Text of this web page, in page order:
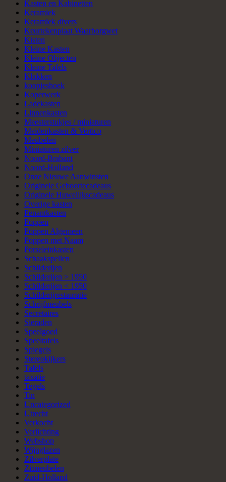
Kasten en Kabinetten
Keramiek
Keramiek divers
Keurtekenplaat Waarborgwet
Kisten
Kleine Kasten
Kleine Objecten
Kleine Tafels
Klokken
koopjeshoek
Koperwerk
Ladekasten
Linnenkasten
Meesterstukjes / miniaturen
Meidenkasten & Vertico
Meubelen
Miniaturen zilver
Noord-Brabant
Noord-Holland
Onze Nieuwe Aanwinsten
Originele Geboortecadeaus
Originele Huwelijkscadeaus
Overige kasten
Penantkasten
Poppen
Poppen Algemeen
Poppen met Naam
Porseleinkasten
Schaakspellen
Schilderijen
Schilderijen > 1950
Schilderijen < 1950
Schilderijrestauratie
Schrijfmeubels
Secretaires
Sieraden
Speelgoed
Speeltafels
Spiegels
Stereokijkers
Tafels
taxatie
Tegels
Tin
Uncategorized
Utrecht
Verkocht
Verlichting
Webshop
Wijnglazen
Zilverplate
Zitmeubelen
Zuid-Holland